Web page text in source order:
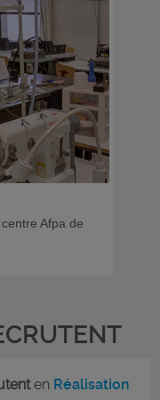
Afpa de
en Réalisation